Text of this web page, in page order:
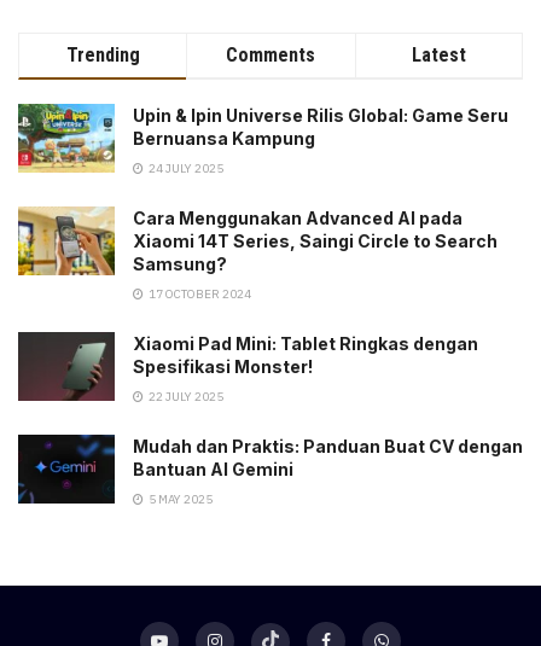
Trending Comments Latest
Upin & Ipin Universe Rilis Global: Game Seru
Bernuansa Kampung
24 JULY 2025
Cara Menggunakan Advanced AI pada
Xiaomi 14T Series, Saingi Circle to Search
Samsung?
17 OCTOBER 2024
Xiaomi Pad Mini: Tablet Ringkas dengan
Spesifikasi Monster!
22 JULY 2025
Mudah dan Praktis: Panduan Buat CV dengan
Bantuan AI Gemini
5 MAY 2025